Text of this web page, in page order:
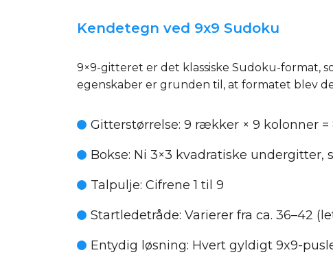
Kendetegn ved 9x9 Sudoku
9×9-gitteret er det klassiske Sudoku-format,
egenskaber er grunden til, at formatet blev
Gitterstørrelse: 9 rækker × 9 kolonner =
Bokse: Ni 3×3 kvadratiske undergitter,
Talpulje: Cifrene 1 til 9
Startledetråde: Varierer fra ca. 36–42
Entydig løsning: Hvert gyldigt 9x9-